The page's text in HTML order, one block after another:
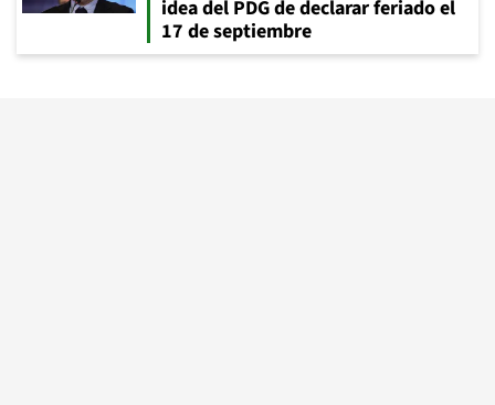
idea del PDG de declarar feriado el
17 de septiembre